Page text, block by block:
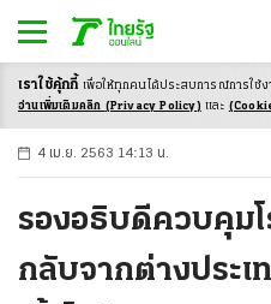
-ก ก ก+
4 เม.ย. 2563 14:13 น.
รองอธิบดีควบคุม
กลับจากต่างประ
เราใช้คุ้กกี้ เพื่อให้ทุกคนได้ประสบการณ์การใช้
อ่านเพิ่มเติมคลิก (Privacy Policy) และ